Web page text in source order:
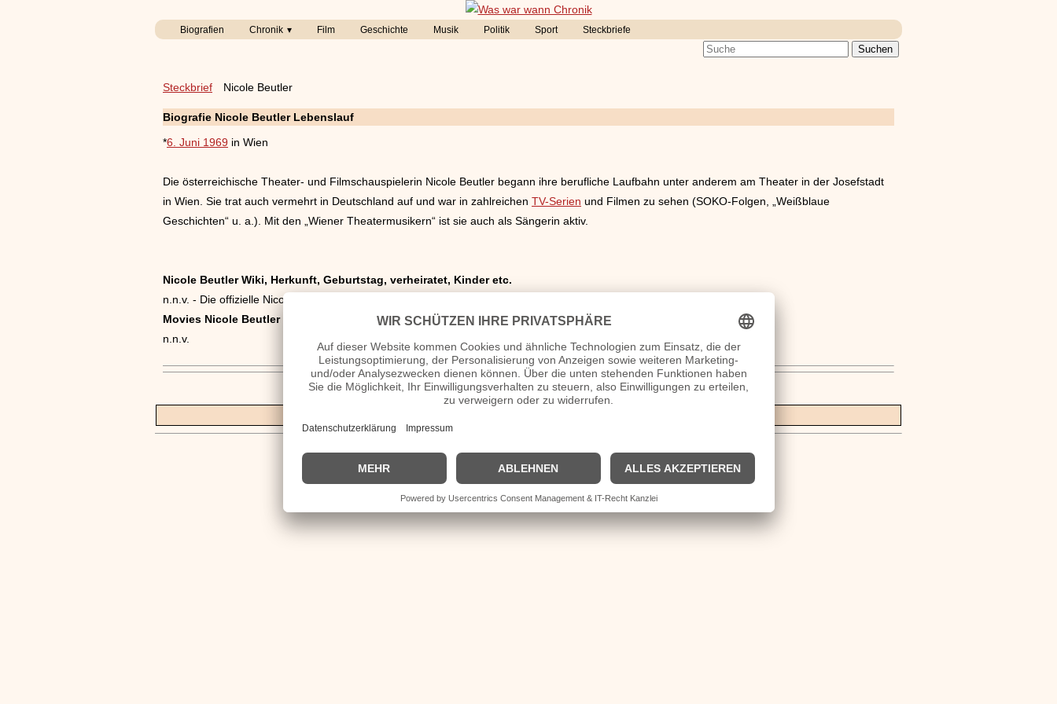
Biografien Chronik Film Geschichte Musik Politik Sport Steckbriefe
Steckbrief Nicole Beutler
Biografie Nicole BeutlerLebenslauf
*6. Juni 1969 in Wien
Die österreichische Theater- und Filmschauspielerin Nicole Beutler begann ihre berufliche Laufbahn unter anderem am Theater in der Josefstadt
in Wien. Sie trat auch vermehrt in Deutschland auf und war in zahlreichen TV-Serien und Filmen zu sehen (SOKO-Folgen, „Weißblaue
Geschichten“ u. a.). Mit den „Wiener Theatermusikern“ ist sie auch als Sängerin aktiv.
Nicole Beutler Wiki, Herkunft, Geburtstag, verheiratet, Kinder etc.
n.n.v. - Die offizielle Nicole Beutler Homepage
Movies Nicole Beutler Filme
n.n.v.